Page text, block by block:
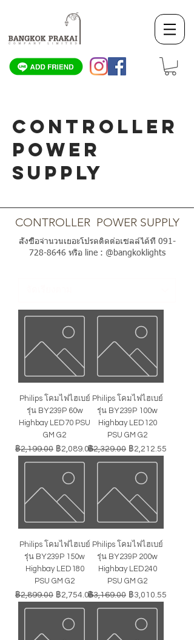
CONTROLLER
POWER
SUPPLY
CONTROLLER POWER SUPPLY
สั่งซื้อจำนวนเยอะโปรดติดต่อเซลล์ได้ที่ 091-
728-8646หรือ line : @bangkoklights
Philips โคมไฟไฮเบย์
รุ่น BY239P 60w
Highbay LED70 PSU
GM G2
ราคาปกติ
฿2,199.00 ราคาขายลด
฿2,089.05
Philips โคมไฟไฮเบย์
รุ่น BY239P 100w
Highbay LED120
PSU GM G2
ราคาปกติ
฿2,329.00 ราคาขายลด
฿2,212.55
Philips โคมไฟไฮเบย์
รุ่น BY239P 150w
Highbay LED180
PSU GM G2
ราคาปกติ
฿2,899.00 ราคาขายลด
฿2,754.05
Philips โคมไฟไฮเบย์
รุ่น BY239P 200w
Highbay LED240
PSU GM G2
ราคาปกติ
฿3,169.00 ราคาขายลด
฿3,010.55